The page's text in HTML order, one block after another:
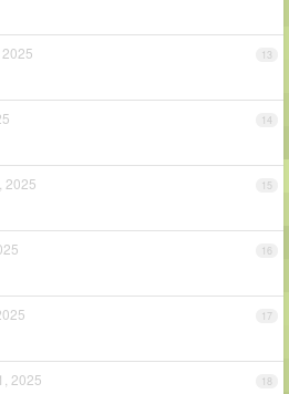
13
14
15
2025
16
17
18
2025